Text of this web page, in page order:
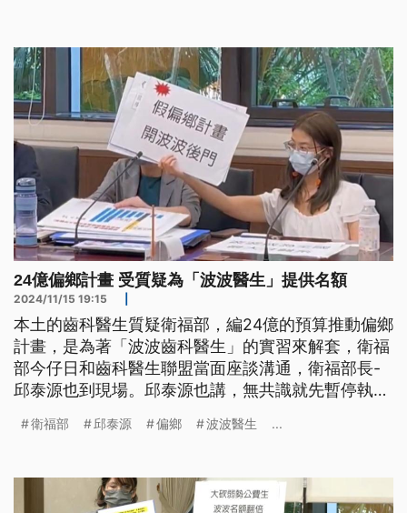
24億偏鄉計畫 受質疑為「波波醫生」提供名額
2024/11/15 19:15
本土的齒科醫生質疑衛福部，編24億的預算推動偏鄉
計畫，是為著「波波齒科醫生」的實習來解套，衛福
部今仔日和齒科醫生聯盟當面座談溝通，衛福部長-
邱泰源也到現場。邱泰源也講，無共識就先暫停執
衛福部 邱泰源 偏鄉 波波醫生 ...